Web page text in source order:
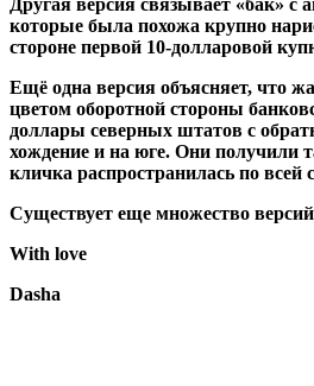
которые была похожа крупно
стороне первой 10-долларовой
Ещё одна версия объясняет, что
цветом оборотной стороны
доллары северных штатов с
хождение и на юге. Они получили
кличка распространилась по всей
Существует еще множество
With love
Dasha